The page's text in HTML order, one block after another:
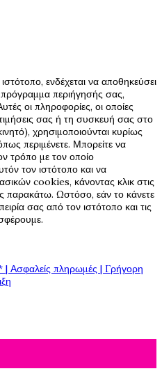
ενδέχεται να αποθηκεύσει
περιήγησής σας,
οι πληροφορίες, οι οποίες
σας ή τη συσκευή σας στο
χρησιμοποιούνται κυρίως
περιμένετε. Μπορείτε να
τρόπο με τον οποίο
τον ιστότοπο και να
cookies, κάνοντας κλικ στις
παρακάτω. Ωστόσο, εάν το κάνετε
σας από τον ιστότοπο και τις
Ασφαλείς πληρωμές | Γρήγορη